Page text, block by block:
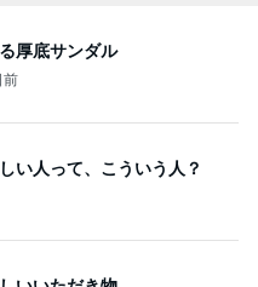
厚底サンダル
前
い人って、こういう人？